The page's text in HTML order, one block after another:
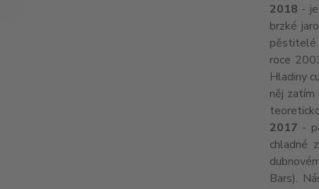
2018 -
brzké
pěstitelé
roce
Hladiny
něj zatím
2017 -
chladné
Bars).